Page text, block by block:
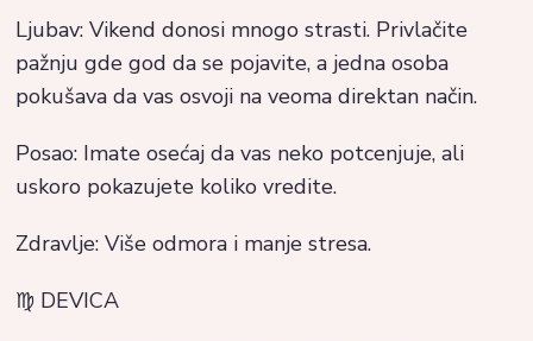
Ljubav: Vikend donosi mnogo strasti. Privlačite
pažnju gde god da se pojavite, a jedna osoba
pokušava da vas osvoji na veoma direktan način.
Posao: Imate osećaj da vas neko potcenjuje, ali
uskoro pokazujete koliko vredite.
Zdravlje: Više odmora i manje stresa.
♍ DEVICA